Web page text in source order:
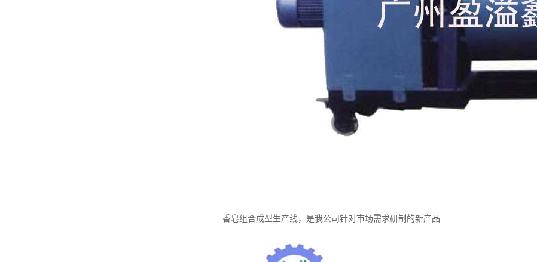
香皂组合成型生产线，是我公司针对市场需求研制的新产品